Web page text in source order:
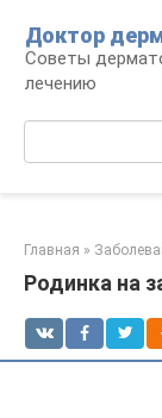
контенту
Доктор
Советы
лечению
Главная »
Родинка на